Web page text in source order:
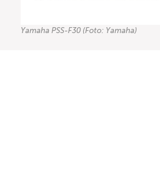
Yamaha PSS-F30 (Foto: Yamaha)